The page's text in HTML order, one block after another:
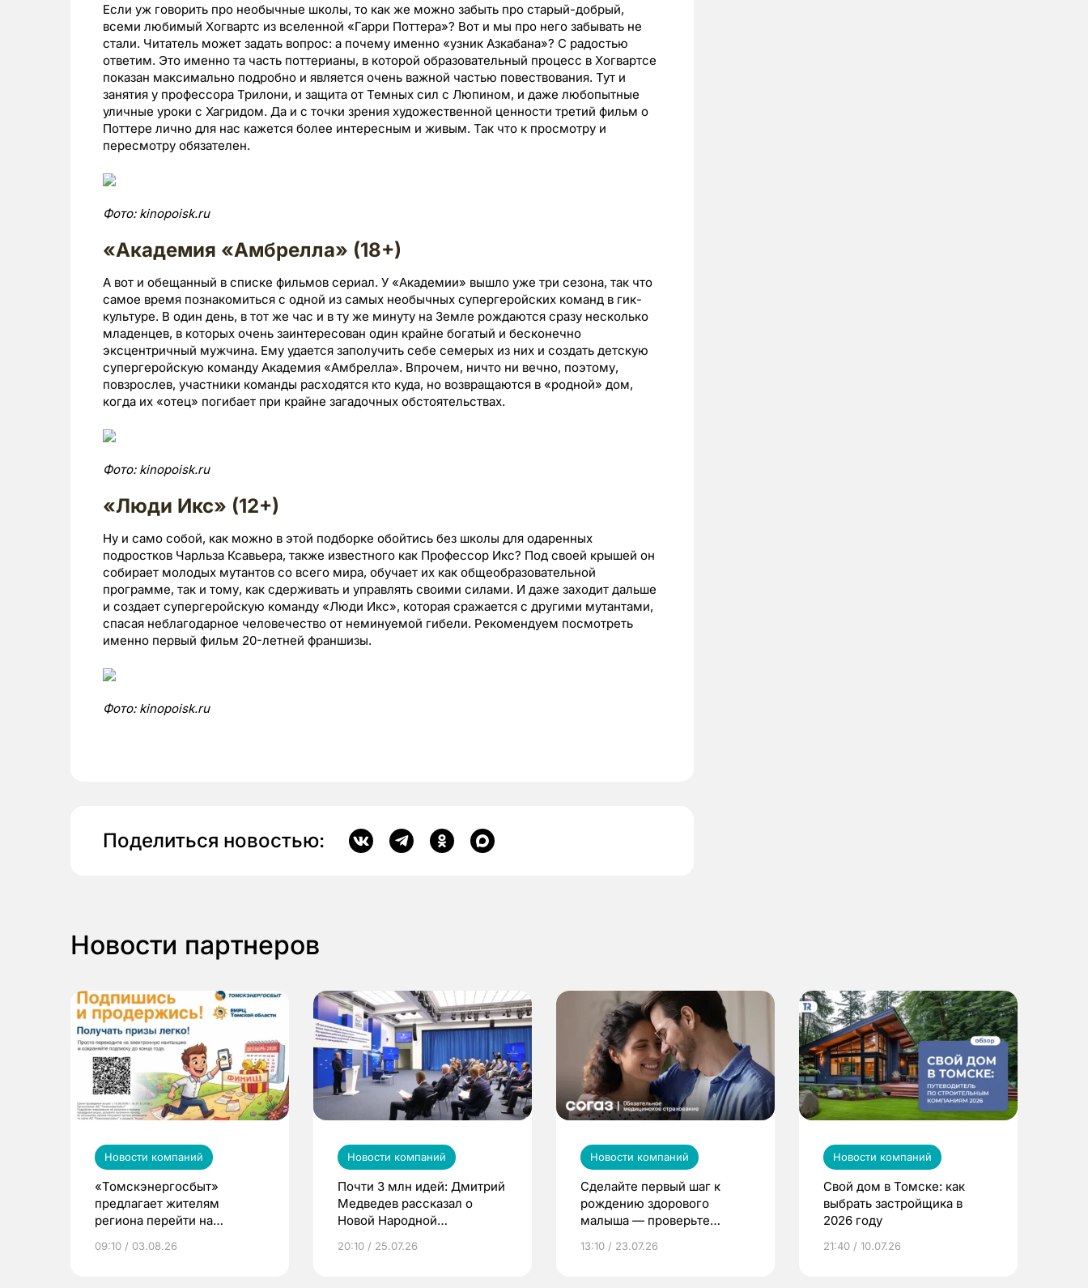
Если уж говорить про необычные школы, то как же можно забыть про старый-добрый,
всеми любимый Хогвартс из вселенной «Гарри Поттера»? Вот и мы про него забывать не
стали. Читатель может задать вопрос: а почему именно «узник Азкабана»? С радостью
ответим. Это именно та часть поттерианы, в которой образовательный процесс в Хогвартсе
показан максимально подробно и является очень важной частью повествования. Тут и
занятия у профессора Трилони, и защита от Темных сил с Люпином, и даже любопытные
уличные уроки с Хагридом. Да и с точки зрения художественной ценности третий фильм о
Поттере лично для нас кажется более интересным и живым. Так что к просмотру и
пересмотру обязателен.
Фото: kinopoisk.ru
«Академия «Амбрелла» (18+)
А вот и обещанный в списке фильмов сериал. У «Академии» вышло уже три сезона, так что
самое время познакомиться с одной из самых необычных супергеройских команд в гик-
культуре. В один день, в тот же час и в ту же минуту на Земле рождаются сразу несколько
младенцев, в которых очень заинтересован один крайне богатый и бесконечно
эксцентричный мужчина. Ему удается заполучить себе семерых из них и создать детскую
супергеройскую команду Академия «Амбрелла». Впрочем, ничто ни вечно, поэтому,
повзрослев, участники команды расходятся кто куда, но возвращаются в «родной» дом,
когда их «отец» погибает при крайне загадочных обстоятельствах.
Фото: kinopoisk.ru
«Люди Икс» (12+)
Ну и само собой, как можно в этой подборке обойтись без школы для одаренных
подростков Чарльза Ксавьера, также известного как Профессор Икс? Под своей крышей он
собирает молодых мутантов со всего мира, обучает их как общеобразовательной
программе, так и тому, как сдерживать и управлять своими силами. И даже заходит дальше
и создает супергеройскую команду «Люди Икс», которая сражается с другими мутантами,
спасая неблагодарное человечество от неминуемой гибели. Рекомендуем посмотреть
именно первый фильм 20-летней франшизы.
Фото: kinopoisk.ru
Поделиться новостью:
Новости партнеров
Новости компаний
«Томскэнергосбыт»
предлагает жителям
региона перейти на
выиграть призы
09:10 / 03.08.26
Новости компаний
Почти 3 млн идей: Дмитрий
Медведев рассказал о
Новой Народной
20:10 / 25.07.26
Новости компаний
Сделайте первый шаг к
рождению здорового
малыша — проверьте
по ОМС!
13:10 / 23.07.26
Новости компаний
Свой дом в Томске: как
выбрать застройщика в
2026 году
21:40 / 10.07.26